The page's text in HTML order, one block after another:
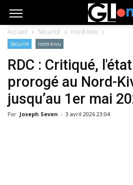
Accueil Sécurité nord-kivu
Sécurité nord-kivu
RDC : Critiqué,
prorogé au Nord-
jusqu’au 1er mai
Par Joseph Seven - 3 avril 2026 23:04